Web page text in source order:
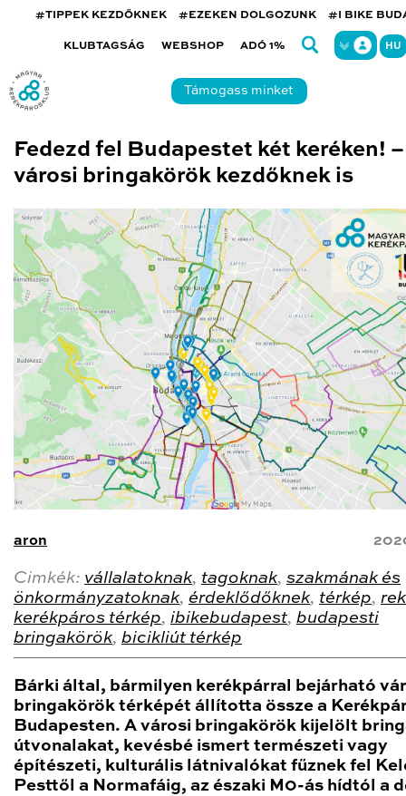
#TIPPEK KEZDŐKNEK #EZEKEN DOLGOZUNK #I BIKE
KLUBTAGSÁG WEBSHOP ADÓ 1% HU
Támogass minket
Fedezd fel Budapestet két keréken! –
városi bringakörök kezdőknek is
aron
Cimkék: vállalatoknak, tagoknak, szakmának és
önkormányzatoknak, érdeklődőknek, térkép,
kerékpáros térkép, ibikebudapest, budapesti
bringakörök, bicikliút térkép
Bárki által, bármilyen kerékpárral bejárható
bringakörök térképét állította össze a
Budapesten. A városi bringakörök kijelölt
útvonalakat, kevésbé ismert természeti vagy
építészeti, kulturális látnivalókat fűznek fel
Pesttől a Normafáig, az északi M0-ás hídtól a